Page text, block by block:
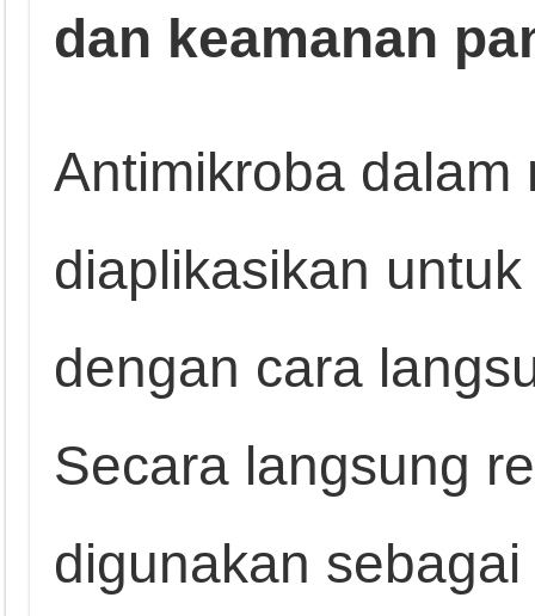
dan keamanan
Antimikroba dalam
diaplikasikan
dengan cara
Secara langsung
digunakan